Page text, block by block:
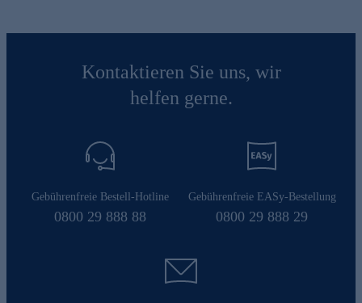
Kontaktieren Sie uns, wir
helfen gerne.
Gebührenfreie Bestell-Hotline
0800 29 888 88
Gebührenfreie EASy-Bestellung
0800 29 888 29